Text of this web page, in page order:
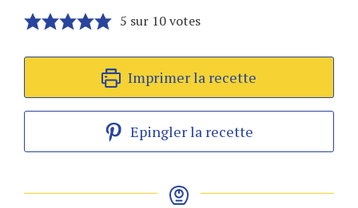
5 sur 10votes
Imprimer la recette
Epingler la recette